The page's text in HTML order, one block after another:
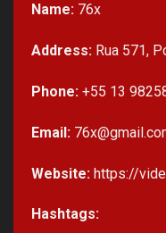
Name: 76x
Address: Rua 571,
Phone: +55 13
Email:
Website: https://
Hashtags: